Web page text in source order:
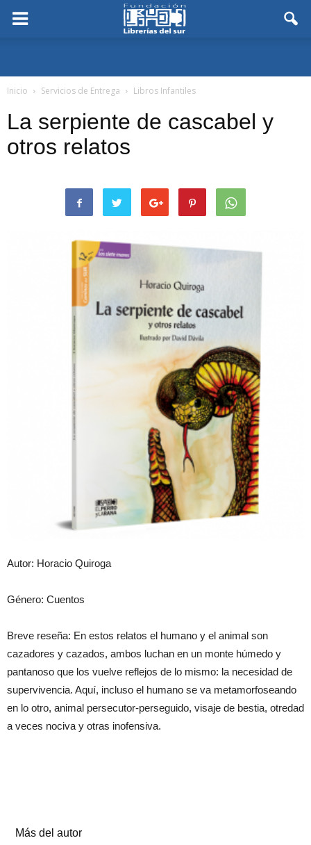
Inicio Servicios de Entrega Libros Infantiles
La serpiente de cascabel y
otros relatos
Autor: Horacio Quiroga
Género: Cuentos
Breve reseña: En estos relatos el humano y el animal son
cazadores y cazados, ambos luchan en un monte húmedo y
pantanoso que los vuelve reflejos de lo mismo: la necesidad de
supervivencia. Aquí, incluso el humano se va metamorfoseando
en lo otro, animal persecutor-perseguido, visaje de bestia, otredad
a veces nociva y otras inofensiva.
Más del autor